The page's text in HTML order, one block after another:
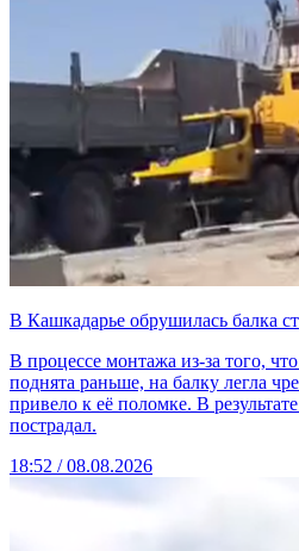
В Кашкадарье обрушилась балка
В процессе монтажа из-за того,
поднята раньше, на балку легла
привело к её поломке. В
пострадал.
18:52 / 08.08.2026